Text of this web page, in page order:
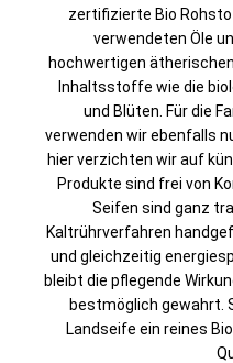
zertifizierte Bio
verwendeten Öle
hochwertigen
Inhaltsstoffe wie die
und Blüten. Für die
verwenden wir ebenfalls
hier verzichten wir auf
Produkte sind frei von
Seifen sind ganz
Kaltrührverfahren
und gleichzeitig
bleibt die pflegende
bestmöglich gewahrt.
Landseife ein reines